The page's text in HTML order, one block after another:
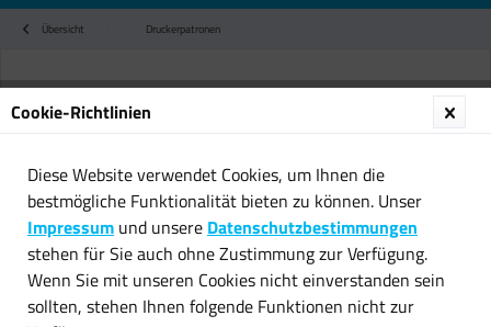
Übersicht Druckerpatronen
Cookie-Richtlinien
Diese Website verwendet Cookies, um Ihnen die
bestmögliche Funktionalität bieten zu können. Unser
Impressum und unsere Datenschutzbestimmungen
stehen für Sie auch ohne Zustimmung zur Verfügung.
Wenn Sie mit unseren Cookies nicht einverstanden sein
sollten, stehen Ihnen folgende Funktionen nicht zur